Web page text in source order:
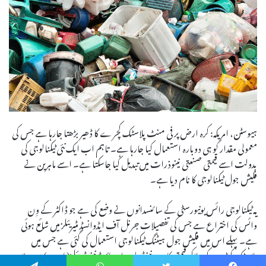
ہیوسٹن، امریکہ: کرہ ارض پر فی منٹ پلاسٹک کچرے کا ڈھیر بڑھتا جارہا ہے جس کی
معمولی مقدار کو ہی دوبارہ استعمال کیا جارہا ہے۔ تاہم اب ایک نئی ٹیکنالوجی کی
بدولت اسے قیمتی صنعتی نینوذرات میں تبدیل کیا جاسکتا ہے۔ اسے ماہرین نے
فلیش جول ٹیکنالوجی کا نام دیا ہے۔
یہ ٹیکنالوجی رائس یونیورسٹی کے سائنسدانوں نے وضع کی ہے جو ڈاکٹر کے وِن
وائس کی اختراع ہے جس کی تفصیلات جرنل آف ایڈوانسڈ مٹیریئلز میں شائع ہوئی
ہے۔ پہلے اس میں فلیش جول ہیٹنگ ٹیکنالوجی استعمال کی گئی ہے جس میں
پلاسٹک کوڑے کو جلاکر قیمتی کاربن نینوٹیوبس اور ہائبرڈ نینومٹیریئلز(مادوں) میں بدلا